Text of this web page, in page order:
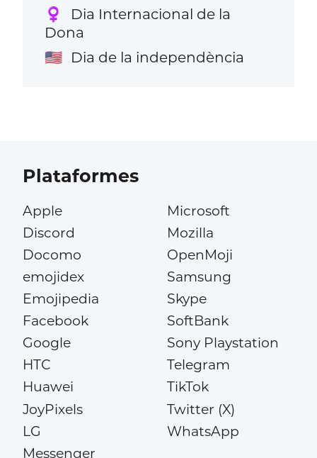
♀️
Dia Internacional de la
Dona
🇺🇸 Dia de la independència
Plataformes
Apple
Discord
Docomo
emojidex
Emojipedia
Facebook
Google
HTC
Huawei
JoyPixels
LG
Messenger
Microsoft
Mozilla
OpenMoji
Samsung
Skype
SoftBank
Sony Playstation
Telegram
TikTok
Twitter (X)
WhatsApp